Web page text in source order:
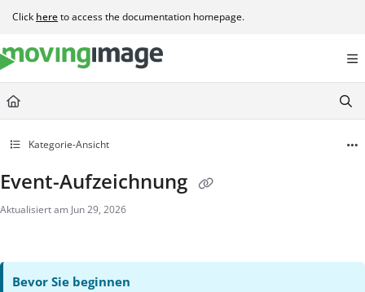
Documentation Index
Use this file to discover all available pages before exploring further.
Click hereto access the documentation homepage.
Kategorie-Ansicht
Event-Aufzeichnung
Aktualisiert am Jun 29, 2026
Bevor Sie beginnen